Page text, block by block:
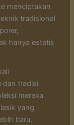
menciptakan
tradisional
hanya estetis
dan tradisi
mereka
yang
baru,